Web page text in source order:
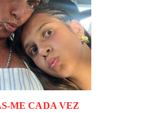
ME CADA VEZ